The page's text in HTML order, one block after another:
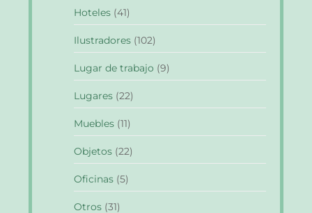
Hoteles (41)
Ilustradores (102)
Lugar de trabajo (9)
Lugares (22)
Muebles (11)
Objetos (22)
Oficinas (5)
Otros (31)